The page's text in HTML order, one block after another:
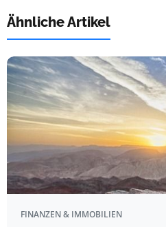
Ähnliche Artikel
FINANZEN & IMMOBILIEN